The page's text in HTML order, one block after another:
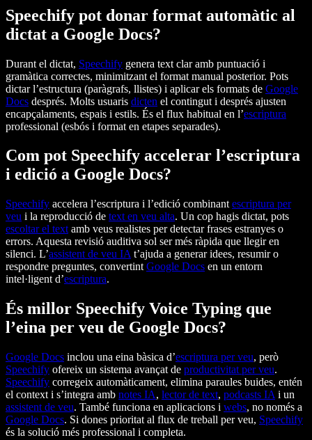
Speechify pot donar format automàtic al
dictat a Google Docs?
Durant el dictat, Speechify genera text clar amb puntuació i
gramàtica correctes, minimitzant el format manual posterior. Pots
dictar l’estructura (paràgrafs, llistes) i aplicar els formats de Google
Docs després. Molts usuaris dicten el contingut i després ajusten
encapçalaments, espais i estils. És el flux habitual en l’escriptura
professional (esbós i format en etapes separades).
Com pot Speechify accelerar l’escriptura
i edició a Google Docs?
Speechify accelera l’escriptura i l’edició combinant escriptura per
veu i la reproducció de text en veu alta. Un cop hagis dictat, pots
escoltar el text amb veus realistes per detectar frases estranyes o
errors. Aquesta revisió auditiva sol ser més ràpida que llegir en
silenci. L’assistent de veu IA t’ajuda a generar idees, resumir o
respondre preguntes, convertint Google Docs en un entorn
intel·ligent d’escriptura.
És millor Speechify Voice Typing que
l’eina per veu de Google Docs?
Google Docs inclou una eina bàsica d’escriptura per veu, però
Speechify ofereix un sistema avançat de productivitat per veu.
Speechify corregeix automàticament, elimina paraules buides, entén
el context i s’integra amb notes IA, lector de text, podcasts IA i un
assistent de veu. També funciona en aplicacions i webs, no només a
Google Docs. Si dones prioritat al flux de treball per veu, Speechify
és la solució més professional i completa.